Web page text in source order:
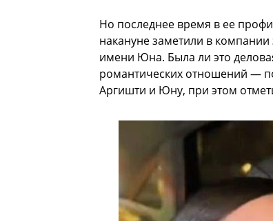
Но последнее время в ее
накануне заметили в
имени Юна. Была ли это
романтических отношений —
Аргишти и Юну, при этом